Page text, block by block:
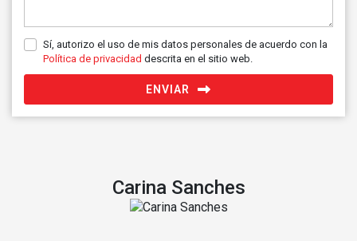
Sí, autorizo el uso de mis datos personales de acuerdo con la
Política de privacidad descrita en el sitio web.
ENVIAR
Carina Sanches